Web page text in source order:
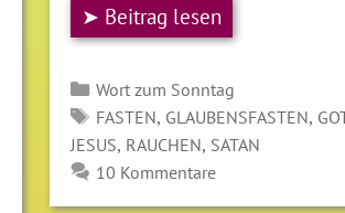
➤ Beitrag lesen
Kategorien
Wort zum Sonntag
SCHLAGWÖRTER
FASTEN, GLAUBENSFASTEN,
JESUS, RAUCHEN, SATAN
10 Kommentare